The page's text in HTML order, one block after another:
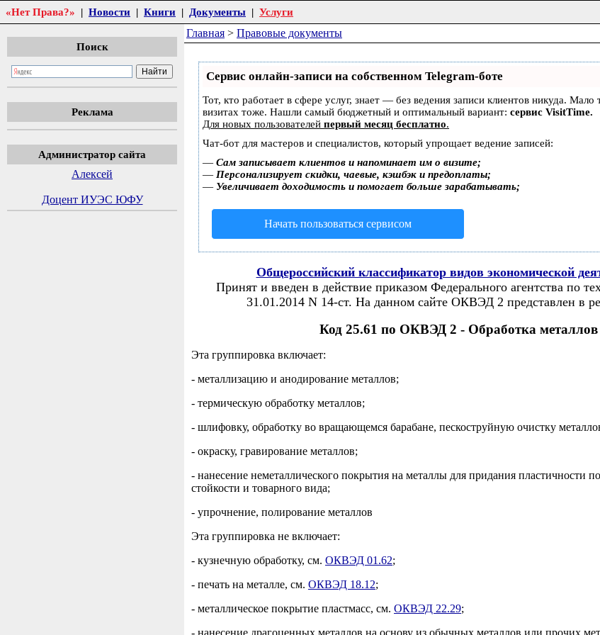
«Нет Права?» | Новости | Книги | Документы | Услуги
Поиск
Реклама
Администратор сайта
Алексей
Доцент ИУЭС ЮФУ
Главная > Правовые документы
Сервис онлайн-записи на собственном Telegram-боте
Тот, кто работает в сфере услуг, знает — без ведения записи клиентов никуда.
визитах тоже. Нашли самый бюджетный и оптимальный вариант: сервис VisitTime.
Для новых пользователей первый месяц бесплатно.
Чат-бот для мастеров и специалистов, который упрощает ведение записей:
— Сам записывает клиентов и напоминает им о визите;
— Персонализирует скидки, чаевые, кэшбэк и предоплаты;
— Увеличивает доходимость и помогает больше зарабатывать;
Начать пользоваться сервисом
Общероссийский классификатор видов экономической
Принят и введен в действие приказом Федерального агентства по
31.01.2014 N 14-ст. На данном сайте ОКВЭД 2 представлен в
Код 25.61 по ОКВЭД 2 - Обработка
Эта группировка включает:
- металлизацию и анодирование металлов;
- термическую обработку металлов;
- шлифовку, обработку во вращающемся барабане, пескоструйную очистку
- окраску, гравирование металлов;
- нанесение неметаллического покрытия на металлы для придания пластичности
стойкости и товарного вида;
- упрочнение, полирование металлов
Эта группировка не включает:
- кузнечную обработку, см. ОКВЭД 01.62;
- печать на металле, см. ОКВЭД 18.12;
- металлическое покрытие пластмасс, см. ОКВЭД 22.29;